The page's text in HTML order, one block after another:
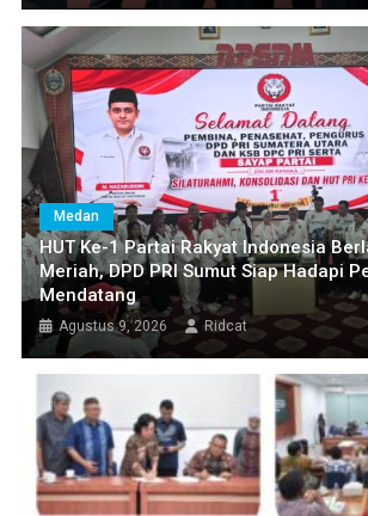
Medan
HUT Ke-1 Partai Rakyat Indonesia
Meriah, DPD PRI Sumut Siap Hadapi
Mendatang
Agustus 9, 2026 Ridcat